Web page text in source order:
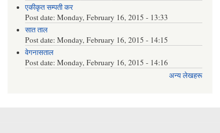
एकीकृत सम्पती कर
Post date:Monday, February 16, 2015 - 13:33
सात ताल
Post date:Monday, February 16, 2015 - 14:15
वेगनासताल
Post date:Monday, February 16, 2015 - 14:16
अन्य लेखहरू